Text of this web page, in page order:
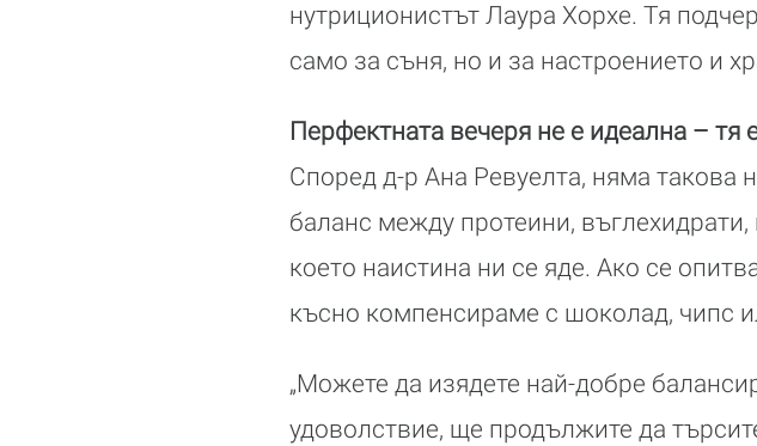
нутриционистът Лаура Хорхе. Тя
само за съня, но и за настроението и
Перфектната вечеря не е идеална – тя
Според д-р Ана Ревуелта, няма такова
баланс между протеини,
което наистина ни се яде. Ако се
късно компенсираме с шоколад, чипс
„Можете да изядете най-добре
удоволствие, ще продължите да